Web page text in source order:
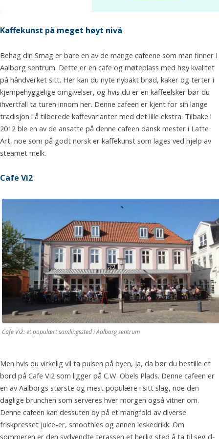
Kaffekunst på meget høyt nivå
Behag din Smag er bare en av de mange cafeene som man finner I
Aalborg sentrum. Dette er en cafe og møteplass med høy kvalitet
på håndverket sitt. Her kan du nyte nybakt brød, kaker og terter i
kjempehyggelige omgivelser, og hvis du er en kaffeelsker bør du
ihvertfall ta turen innom her. Denne cafeen er kjent for sin lange
tradisjon i å tilberede kaffevarianter med det lille ekstra. Tilbake i
2012 ble en av de ansatte på denne cafeen dansk mester i Latte
Art, noe som på godt norsk er kaffekunst som lages ved hjelp av
steamet melk.
Cafe Vi2
Cafe Vi2: et populært samlingssted i Aalborg sentrum
Men hvis du virkelig vil ta pulsen på byen, ja, da bør du bestille et
bord på Cafe Vi2 som ligger på C.W. Obels Plads. Denne cafeen er
en av Aalborgs største og mest populære i sitt slag, noe den
daglige brunchen som serveres hver morgen også vitner om.
Denne cafeen kan dessuten by på et mangfold av diverse
friskpresset juice-er, smoothies og annen leskedrikk. Om
sommeren er den sydvendte terassen et herlig sted å ta til seg d-